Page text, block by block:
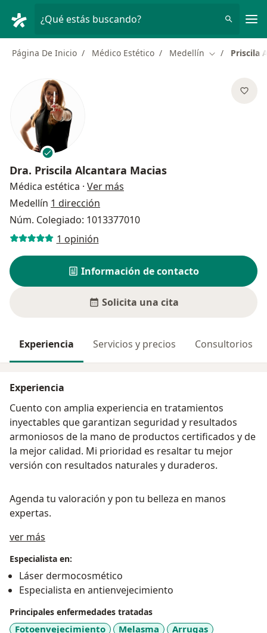
¿Qué estás buscando?
Página De Inicio Médico Estético Medellín Cambiar de
Priscila
Dra. Priscila Alcantara Macias
Médica estética · Ver más
Medellín 1 dirección
Núm. Colegiado: 1013377010
1 opinión
Información de contacto
Solicita una cita
Experiencia Servicios y precios Consultorios
Experiencia
Cuento con amplia experiencia en tratamientos
inyectables que garantizan seguridad y resultados
armoniosos de la mano de productos certificados y de
la mejor calidad. Mi prioridad es resaltar tu mejor
versión con resultados naturales y duraderos.
Agenda tu valoración y pon tu belleza en manos
expertas.
ver más
Especialista en:
Láser dermocosmético
Especialista en antienvejecimiento
Principales enfermedades tratadas
Fotoenvejecimiento Melasma
Arrugas